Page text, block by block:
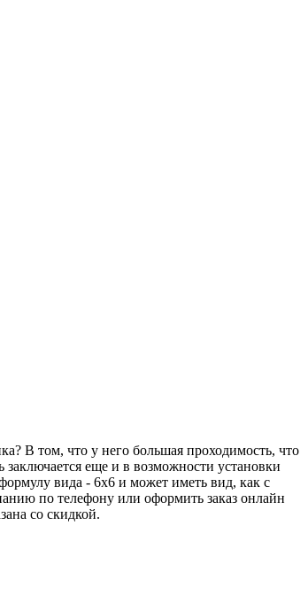
В том, что у него большая проходимость, что
еще и в возможности установки
вида - 6х6 и может иметь вид, как с
по телефону или оформить заказ онлайн
со скидкой.